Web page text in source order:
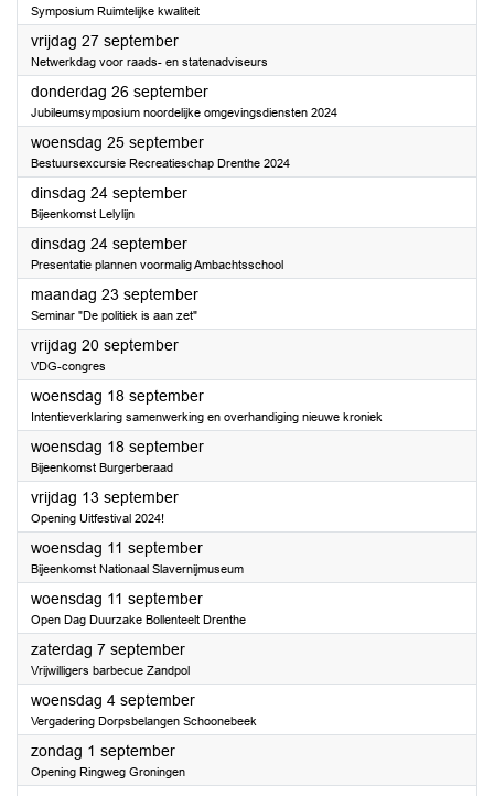
Symposium Ruimtelijke kwaliteit
vrijdag 27 september2024
Netwerkdag voor raads- en statenadviseurs
donderdag 26 september2024
Jubileumsymposium noordelijke omgevingsdiensten 2024
woensdag 25 september2024
Bestuursexcursie Recreatieschap Drenthe 2024
dinsdag 24 september2024
Bijeenkomst Lelylijn
dinsdag 24 september2024
Presentatie plannen voormalig Ambachtsschool
maandag 23 september2024
Seminar "De politiek is aan zet"
vrijdag 20 september2024
VDG-congres
woensdag 18 september2024
Intentieverklaring samenwerking en overhandiging nieuwe kroniek
woensdag 18 september2024
Bijeenkomst Burgerberaad
vrijdag 13 september2024
Opening Uitfestival 2024!
woensdag 11 september2024
Bijeenkomst Nationaal Slavernijmuseum
woensdag 11 september2024
Open Dag Duurzake Bollenteelt Drenthe
zaterdag 7 september2024
Vrijwilligers barbecue Zandpol
woensdag 4 september2024
Vergadering Dorpsbelangen Schoonebeek
zondag 1 september2024
Opening Ringweg Groningen